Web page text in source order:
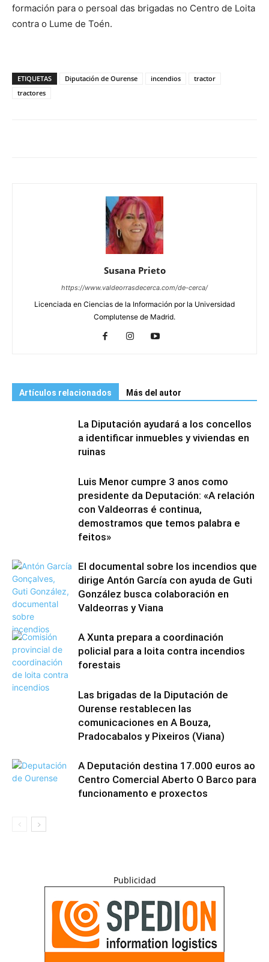
formación para o persoal das brigadas no Centro de Loita
contra o Lume de Toén.
ETIQUETAS Diputación de Ourense incendios
tractor
tractores
Susana Prieto
https://www.valdeorrasdecerca.com/de-cerca/
Licenciada en Ciencias de la Información por la Universidad
Complutense de Madrid.
Artículos relacionados Más del autor
La Diputación ayudará a los concellos
a identificar inmuebles y viviendas en
ruinas
Luis Menor cumpre 3 anos como
presidente da Deputación: «A relación
con Valdeorras é continua,
demostramos que temos palabra e
feitos»
El documental sobre los incendios que
dirige Antón García con ayuda de Guti
González busca colaboración en
Valdeorras y Viana
A Xunta prepara a coordinación
policial para a loita contra incendios
forestais
Las brigadas de la Diputación de
Ourense restablecen las
comunicaciones en A Bouza,
Pradocabalos y Pixeiros (Viana)
A Deputación destina 17.000 euros ao
Centro Comercial Aberto O Barco para
funcionamento e proxectos
Publicidad